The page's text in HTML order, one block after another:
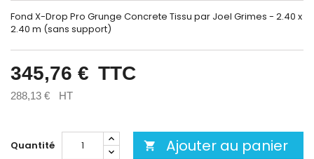
Fond X-Drop Pro Grunge Concrete Tissu par Joel Grimes - 2.40 x
2.40 m (sans support)
345,76 € TTC
288,13 € HT
Quantité  Ajouter au panier